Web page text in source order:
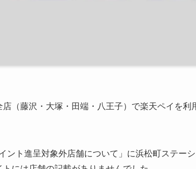
（藤沢・大塚・田端・八王子）で楽天ペイを利
ント進呈対象外店舗について」に浜松町ステー